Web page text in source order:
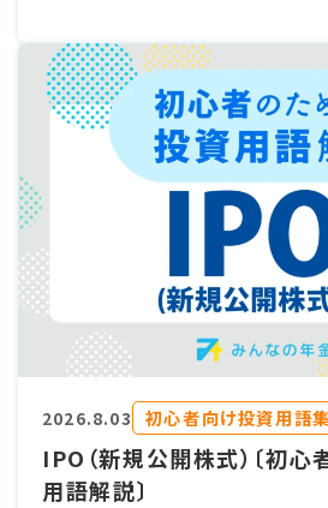
2026.8.03 初心者向け投資用語集
IPO（新規公開株式）〔初
用語解説〕